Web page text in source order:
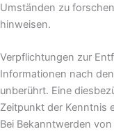
Umständen zu
hinweisen.
Verpflichtungen zur
Informationen nach
unberührt. Eine
Zeitpunkt der Kenntnis
Bei Bekanntwerden